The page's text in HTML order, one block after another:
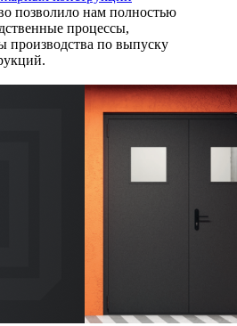
позволило нам полностью
процессы,
производства по выпуску